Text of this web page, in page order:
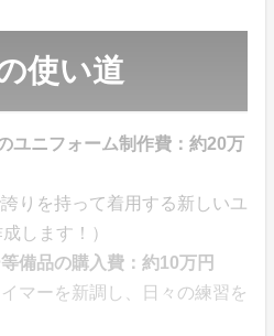
使い道
ユニフォーム制作費：約20万
りを持って着用する新しいユ
します！）
備品の購入費：約10万円
マーを新調し、日々の練習を